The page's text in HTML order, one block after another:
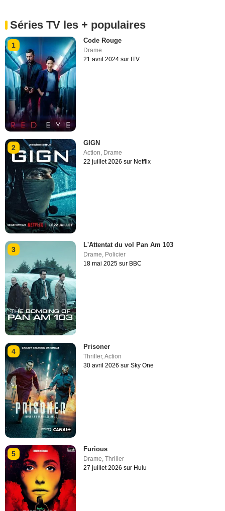
Séries TV les + populaires
1
Code Rouge
Drame
21 avril 2024 sur ITV
2
GIGN
Action Drame
22 juillet 2026 sur Netflix
3
L'Attentat du vol Pan Am 103
Drame, Policier
18 mai 2025 sur BBC
4
Prisoner
Thriller,Action
30 avril 2026 sur Sky One
5
Furious
Drame ,Thriller
27 juillet 2026 sur Hulu